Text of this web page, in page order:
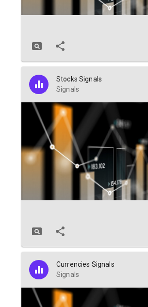
Stocks Signals
Signals
Currencies Signals
Signals